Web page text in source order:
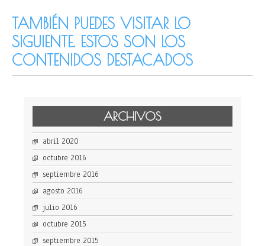
TAMBIÉN PUEDES VISITAR LO
SIGUIENTE. ESTOS SON LOS
CONTENIDOS DESTACADOS
ARCHIVOS
abril 2020
octubre 2016
septiembre 2016
agosto 2016
julio 2016
octubre 2015
septiembre 2015